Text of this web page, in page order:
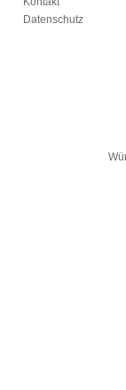
Datenschutz